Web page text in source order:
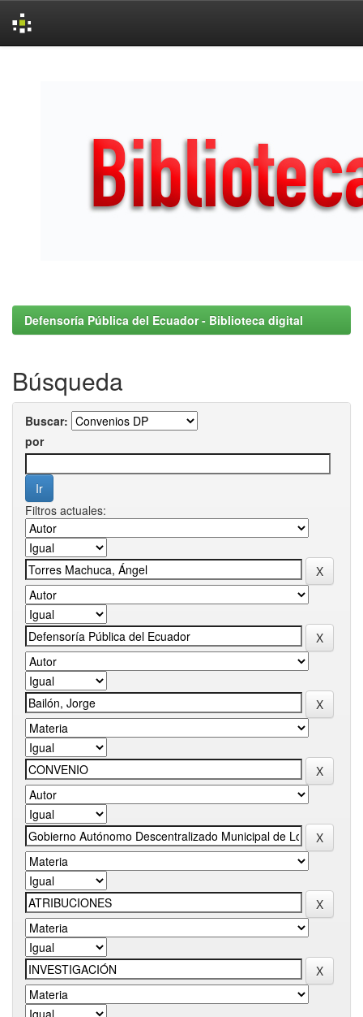
Defensoría Pública del Ecuador - Biblioteca digital
Búsqueda
Buscar:
por
Filtros actuales: